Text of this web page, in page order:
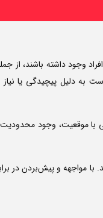
وجود داشته باشند، از
به دلیل پیچیدگی یا
با موقعیت، وجود
با مواجهه و پیش‌بردن در